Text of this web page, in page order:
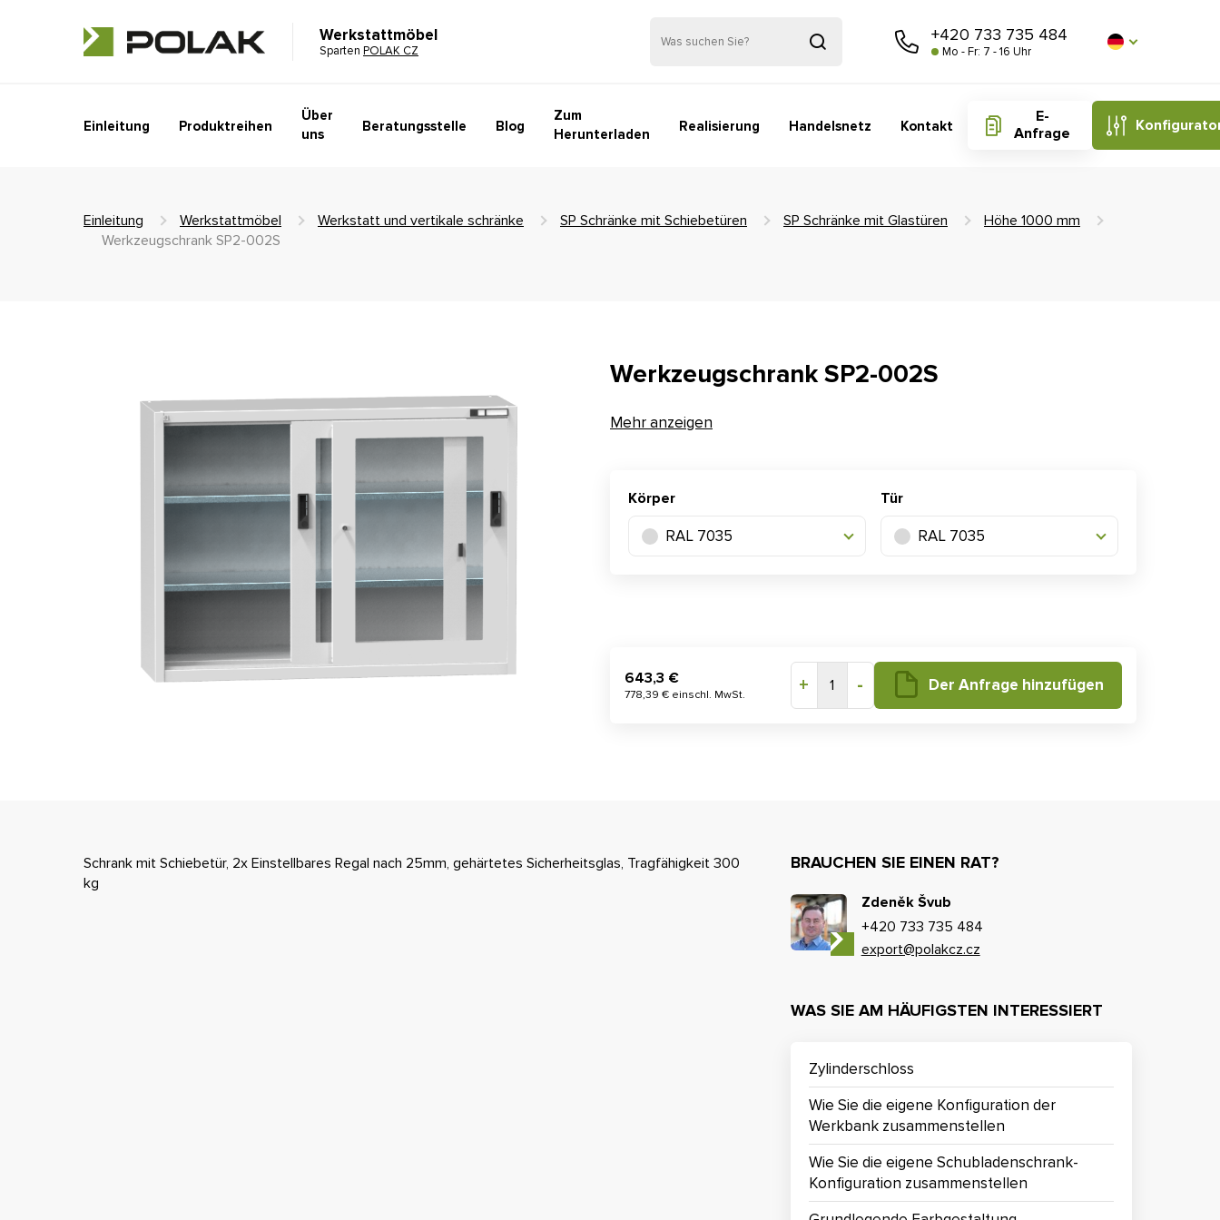
Werkstattmöbel
Sparten POLAK CZ
+420 733 735 484
Mo - Fr: 7 - 16 Uhr
Einleitung Produktreihen
Über
uns
Beratungsstelle Blog
Zum
Herunterladen
Realisierung Handelsnetz Kontakt
E-
Anfrage
Einleitung Werkstattmöbel Werkstatt und vertikale schränke SP Schränke mit Schiebetüren SP Schränke mit Glastüren
Höhe 1000 mm
Werkzeugschrank SP2-002S
Werkzeugschrank SP2-002S
Mehr anzeigen
Körper
RAL 7035
Tür
RAL 7035
643,3 €
778,39 € einschl. MwSt. + 1 - Der Anfrage hinzufügen
Schrank mit Schiebetür, 2x Einstellbares Regal nach 25mm, gehärtetes Sicherheitsglas, Tragfähigkeit 300
kg
BRAUCHEN SIE EINEN RAT?
Zdeněk Švub
+420 733 735 484
export@polakcz.cz
WAS SIE AM HÄUFIGSTEN INTERESSIERT
Zylinderschloss
Wie Sie die eigene Konfiguration der
Werkbank zusammenstellen
Wie Sie die eigene Schubladenschrank-
Konfiguration zusammenstellen